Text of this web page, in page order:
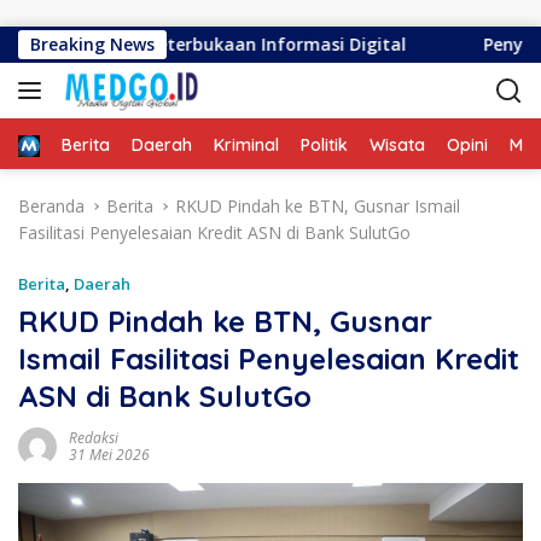
Breaking News
Keterbukaan Informasi Digital Penyalaan
HomeBerita Daerah Kriminal Politik Wisata Opini
Beranda Berita
RKUD Pindah ke BTN, Gusnar Ismail
Fasilitasi Penyelesaian Kredit ASN di Bank SulutGo
Berita, Daerah
RKUD Pindah ke BTN, Gusnar
Ismail Fasilitasi Penyelesaian Kredit
ASN di Bank SulutGo
Redaksi
31 Mei 2026